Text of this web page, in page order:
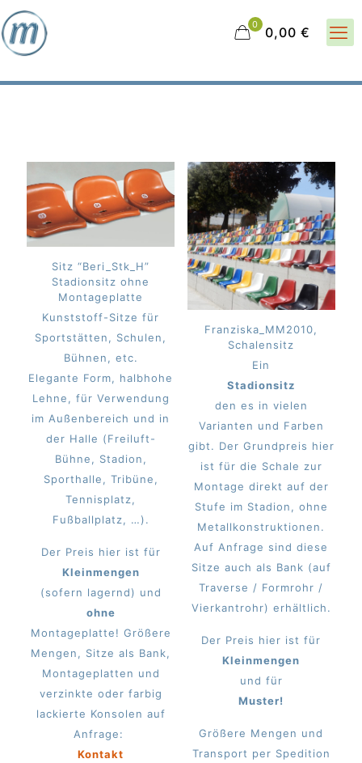
0 0,00 €
Sitz “Beri_Stk_H”
Stadionsitz ohne
Montageplatte
Kunststoff-Sitze für
Sportstätten, Schulen,
Bühnen, etc.
Elegante Form, halbhohe
Lehne, für Verwendung
im Außenbereich und in
der Halle (Freiluft-
Bühne, Stadion,
Sporthalle, Tribüne,
Tennisplatz,
Fußballplatz, …).
Der Preis hier ist für
Kleinmengen
(sofern lagernd) und
ohne
Montageplatte! Größere
Mengen, Sitze als Bank,
Montageplatten und
verzinkte oder farbig
lackierte Konsolen auf
Anfrage:
Kontakt
Franziska_MM2010,
Schalensitz
Ein
Stadionsitz
den es in vielen
Varianten und Farben
gibt. Der Grundpreis hier
ist für die Schale zur
Montage direkt auf der
Stufe im Stadion, ohne
Metallkonstruktionen.
Auf Anfrage sind diese
Sitze auch als Bank (auf
Traverse / Formrohr /
Vierkantrohr) erhältlich.
Der Preis hier ist für
Kleinmengen
und für
Muster!
Größere Mengen und
Transport per Spedition